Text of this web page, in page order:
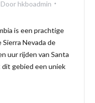
Door hkboadmin
is een prachtige
Nevada de
uur rijden van Santa
gebied een uniek